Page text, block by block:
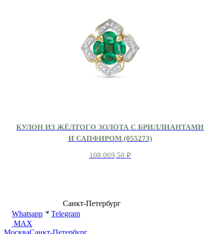
КУЛОН ИЗ ЖЁЛТОГО ЗОЛОТА С БРИЛЛИАНТАМИ
И САПФИРОМ (055273)
108 069,50 ₽
Санкт-Петербург
Whatsapp
Telegram
MAX
МоскваСанкт-Петербург